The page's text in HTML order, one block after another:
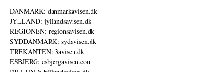
DANMARK: danmarkavisen.dk
JYLLAND: jyllandsavisen.dk
REGIONEN: regionsavisen.dk
SYDDANMARK: sydavisen.dk
TREKANTEN: 3avisen.dk
ESBJERG: esbjergavisen.com